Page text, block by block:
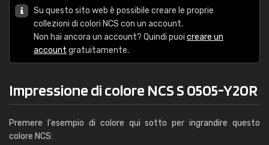
Su questo sito web è possibile creare le proprie
collezioni di colori NCS con un account.
Non hai ancora un account? Quindi puoi creare un
account gratuitamente.
Impressione di colore NCS S 0505-Y20R
Premere l'esempio di colore qui sotto per ingrandire questo
colore NCS: